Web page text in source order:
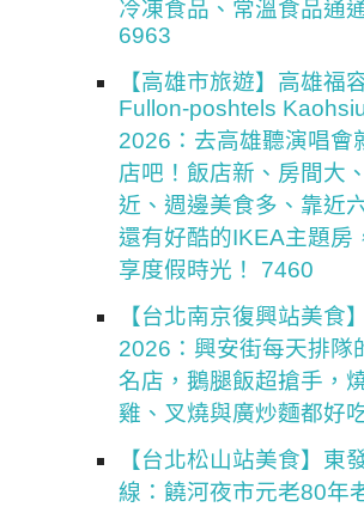
冷凍食品、常溫食品通
6963
【高雄市旅遊】高雄福
Fullon-poshtels
2026：去高雄聽演唱會
店吧！飯店新、房間大
近、週邊美食多、靠近
還有好酷的IKEA主題房
享度假時光！ 7460
【台北南京復興站美食
2026：興安街每天排隊
名店，鵝腿飯超搶手，
雞、叉燒與廣炒麵都好
【台北松山站美食】東
線：饒河夜市元老80年